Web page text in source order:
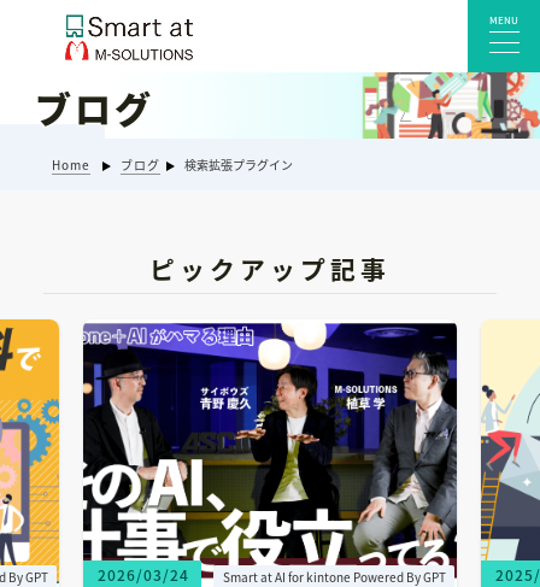
Smart at reception 店舗・施設受付
kintoneプラグイン・連携サービス
Smart at 自治体DX
システム開発
エンタープライズ向けkintone開発
Smart at event
Smart at GATE for LINE WORKS
みやすい解析
MENU
ブログ
Home ブログ 検索拡張プラグイン
ピックアップ記事
By GPT 2025/12/02 Smart at message for kintone